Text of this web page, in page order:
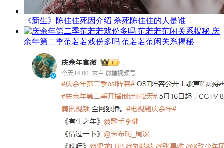
《新生》陈佳佳死因介绍 杀死陈佳佳的人是谁
庆
余年第二季范若若戏份多吗 范若若范闲关系揭秘